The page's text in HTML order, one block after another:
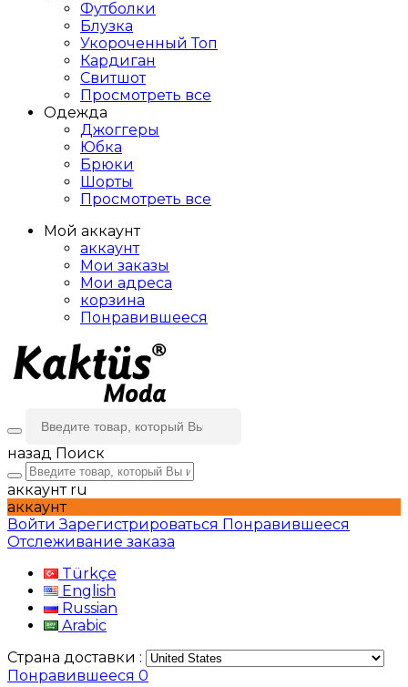
Футболки
Блузка
Укороченный Топ
Кардиган
Свитшот
Просмотреть все
Одежда
Джоггеры
Юбка
Брюки
Шорты
Просмотреть все
Мой аккаунт
аккаунт
Мои заказы
Мои адреса
корзина
Понравившееся
назад Поиск
аккаунт ru
аккаунт
ВойтиЗарегистрироваться Понравившееся
Отслеживание заказа
Türkçe
English
Russian
Arabic
Страна доставки :
Понравившееся 0